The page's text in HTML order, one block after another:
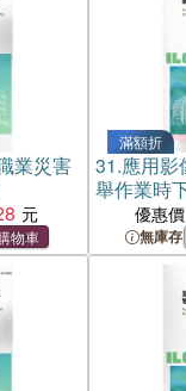
業災害
滿額折
31.應用影
舉作業時
優惠價
無庫存